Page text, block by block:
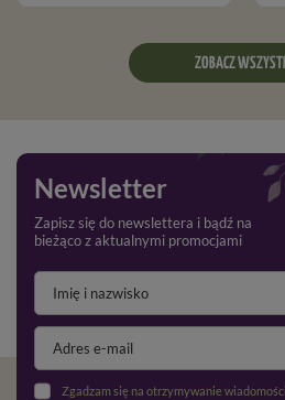
ZOBACZ
Newsletter
Zapisz się do newslettera i bądź na
bieżąco z aktualnymi promocjami
Zgadzam się na otrzymywanie wiadomości marketingowych na podany adres